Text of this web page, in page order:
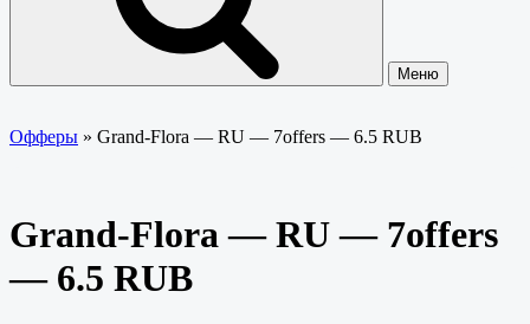
Меню
Офферы » Grand-Flora — RU — 7offers — 6.5 RUB
Grand-Flora — RU — 7offers
— 6.5 RUB